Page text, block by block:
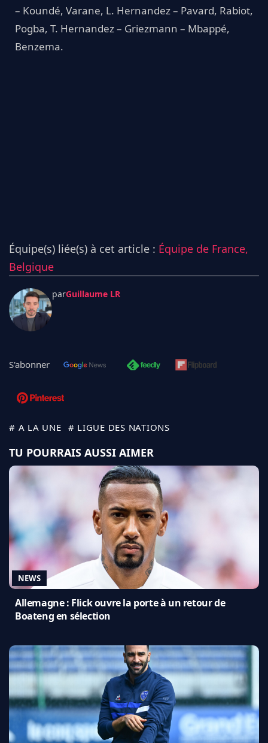
– Koundé, Varane, L. Hernandez – Pavard, Rabiot,
Pogba, T. Hernandez – Griezmann – Mbappé,
Benzema.
Équipe(s) liée(s) à cet article : Équipe de France,
Belgique
parGuillaume LR
S'abonner
# A LA UNE # LIGUE DES NATIONS
TU POURRAIS AUSSI AIMER
NEWS
Allemagne : Flick ouvre la porte à un retour de
Boateng en sélection